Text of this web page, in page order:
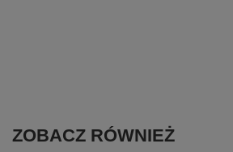
ZOBACZ RÓWNIEŻ